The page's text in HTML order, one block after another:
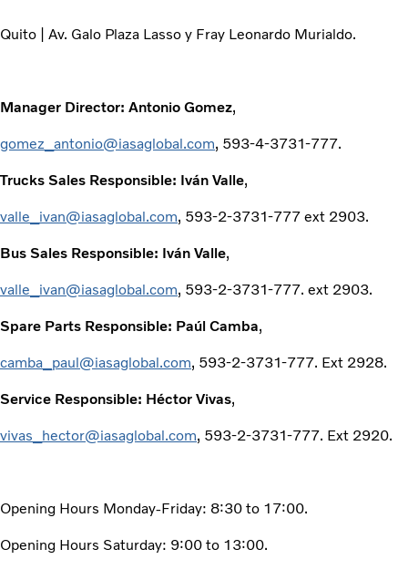
Quito | Av. Galo Plaza Lasso y Fray Leonardo Murialdo.
Manager Director: Antonio Gomez,
gomez_antonio@iasaglobal.com, 593-4-3731-777.
Trucks Sales Responsible: Iván Valle,
valle_ivan@iasaglobal.com, 593-2-3731-777 ext 2903.
Bus Sales Responsible: Iván Valle,
valle_ivan@iasaglobal.com, 593-2-3731-777. ext 2903.
Spare Parts Responsible: Paúl Camba,
camba_paul@iasaglobal.com, 593-2-3731-777. Ext 2928.
Service Responsible: Héctor Vivas,
vivas_hector@iasaglobal.com, 593-2-3731-777. Ext 2920.
Opening Hours Monday-Friday: 8:30 to 17:00.
Opening Hours Saturday: 9:00 to 13:00.